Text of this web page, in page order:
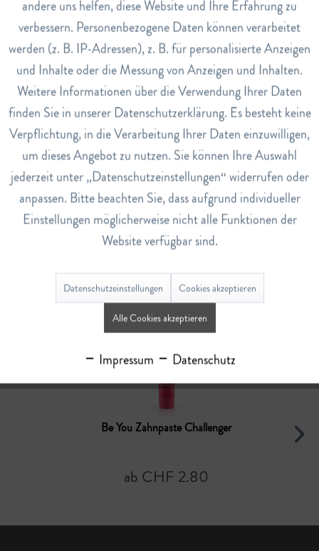
Hergestellt wird die Zahnpasta in der Schweiz.
Art.Nr.
7535595
EAN
7612412425673
Lagerbestand
Bewertungen0
Bewertungen lesen, schreiben und diskutieren...
Ähnliche Artikel
Be You Zahnpaste Challenger
ab CHF 2.80
Marketing Inaktiv
Tracking Inaktiv
Service Inaktiv
andere uns helfen, diese Website und Ihre Erfahrung zu
verbessern. Personenbezogene Daten können verarbeitet
werden (z. B. IP-Adressen), z. B. für personalisierte Anzeigen
und Inhalte oder die Messung von Anzeigen und Inhalten.
Weitere Informationen über die Verwendung Ihrer Daten
finden Sie in unserer Datenschutzerklärung. Es besteht keine
Verpflichtung, in die Verarbeitung Ihrer Daten einzuwilligen,
um dieses Angebot zu nutzen. Sie können Ihre Auswahl
jederzeit unter „Datenschutzeinstellungen“ widerrufen oder
anpassen. Bitte beachten Sie, dass aufgrund individueller
Einstellungen möglicherweise nicht alle Funktionen der
Website verfügbar sind.
Datenschutzeinstellungen Cookies akzeptieren
Alle Cookies akzeptieren
Impressum Datenschutz